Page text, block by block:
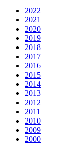
2022
2021
2020
2019
2018
2017
2016
2015
2014
2013
2012
2011
2010
2009
2000